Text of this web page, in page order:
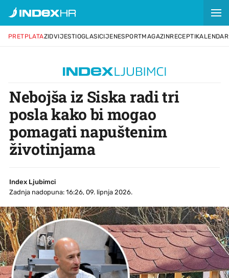
PRETPLATAZIDVIJESTIOGLASICIJENESPORTMAGAZINRECEPTIKALENDAR
Nebojša iz Siska radi tri
posla kako bi mogao
pomagati napuštenim
životinjama
Index Ljubimci
Zadnja nadopuna: 16:26, 09. lipnja 2026.